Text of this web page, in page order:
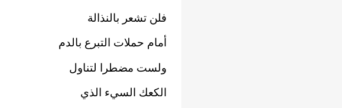
فلن تشعر بالنذالة
أمام حملات التبرع بالدم
ولست مضطرا لتناول
الكعك السيء الذي